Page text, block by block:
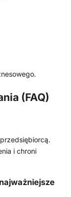
(FAQ)
i chroni